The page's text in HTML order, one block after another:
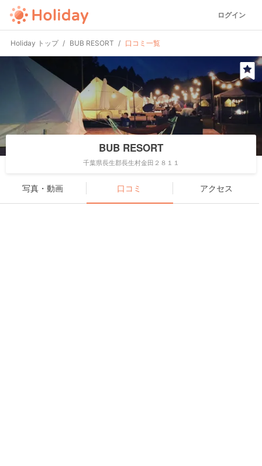
ログイン
Holiday トップ BUB RESORT 口コミ一覧
BUB RESORT
千葉県長生郡長生村金田２８１１
写真・動画 口コミ アクセス